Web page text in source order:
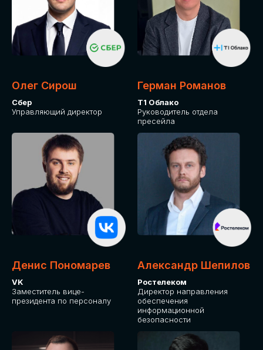
Олег Сирош
Сбер
Управляющий директор
Герман Романов
Т1 Облако
Руководитель отдела
пресейла
Денис Пономарев
VK
Заместитель вице-
президента по персоналу
Александр Шепилов
Ростелеком
Директор направления
обеспечения
информационной
безопасности